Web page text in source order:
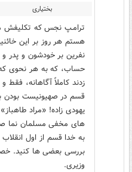
بختیاری
ترامـپ نجس که تکلیفش
هستم هر روز بر این
نفرین بر خودشون و پدر
حساب، که به هر نحوی
زدند کاملاً آگاهانه،
قسم در صهیونیست
یهودی زاده! «مراد
های مخفی مسلمان نما
به خدا قسم از اول
بررسی بعضی ها کنید.
وزیری.